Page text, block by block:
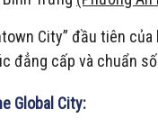
City” đầu tiên
đẳng cấp và chuẩn
Global City: